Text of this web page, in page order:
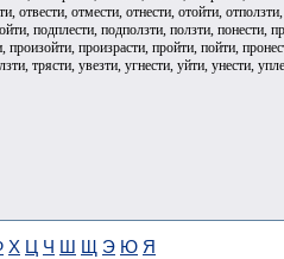
отвести, отмести, отнести, отойти,
подплести, подползти, ползти, понести,
произрасти, пройти, пойти,
трясти, увезти, угнести, уйти, унести,
Х Ц Ч Ш Щ Э Ю Я